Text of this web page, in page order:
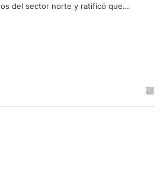
del sector norte y ratificó que…